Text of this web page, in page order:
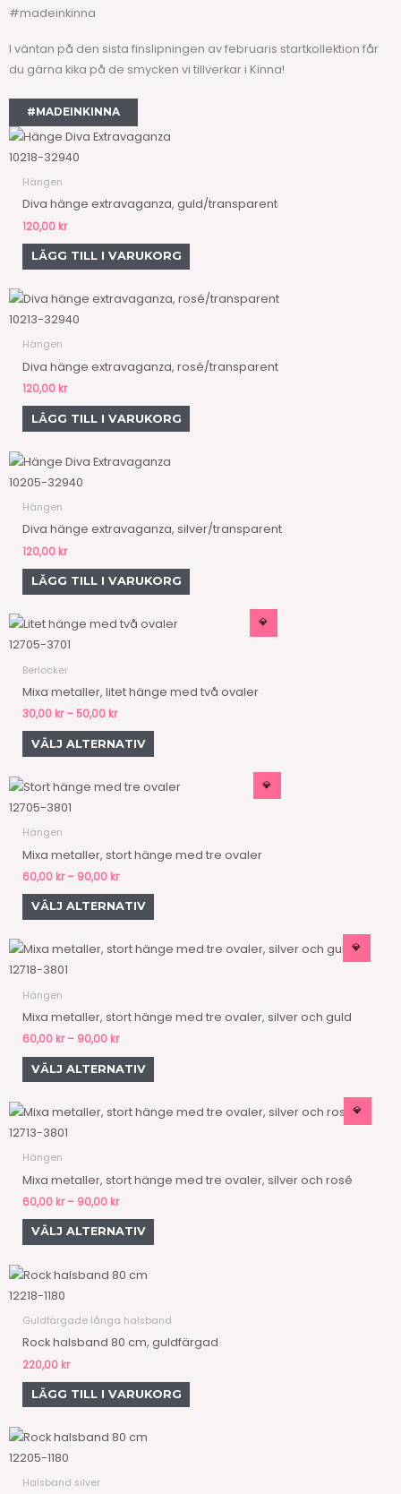
#madeinkinna
I väntan på den sista finslipningen av februaris startkollektion får
du gärna kika på de smycken vi tillverkar i Kinna!
#MADEINKINNA
10218-32940
Hängen
Diva hänge extravaganza, guld/transparent
120,00 kr
LÄGG TILL I VARUKORG
10213-32940
Hängen
Diva hänge extravaganza, rosé/transparent
120,00 kr
LÄGG TILL I VARUKORG
10205-32940
Hängen
Diva hänge extravaganza, silver/transparent
120,00 kr
LÄGG TILL I VARUKORG
💎
12705-3701
Berlocker
Mixa metaller, litet hänge med två ovaler
30,00 kr – 50,00 kr
Prisintervall:
30,00 kr
VÄLJ ALTERNATIV
Den
alternativen
på
💎
12705-3801
Hängen
Mixa metaller, stort hänge med tre ovaler
60,00 kr – 90,00 kr
Prisintervall:
60,00 kr
VÄLJ ALTERNATIV
Den
alternativen
på
💎
12718-3801
Hängen
Mixa metaller, stort hänge med tre ovaler, silver och guld
60,00 kr – 90,00 kr
Prisintervall:
60,00 kr
VÄLJ ALTERNATIV
Den
alternativen
på
💎
12713-3801
Hängen
Mixa metaller, stort hänge med tre ovaler, silver och rosé
60,00 kr – 90,00 kr
Prisintervall:
60,00 kr
VÄLJ ALTERNATIV
Den
väljas
på
12218-1180
Guldfärgade långa halsband
Rock halsband 80 cm, guldfärgad
220,00 kr
LÄGG TILL I VARUKORG
12205-1180
Halsband silver